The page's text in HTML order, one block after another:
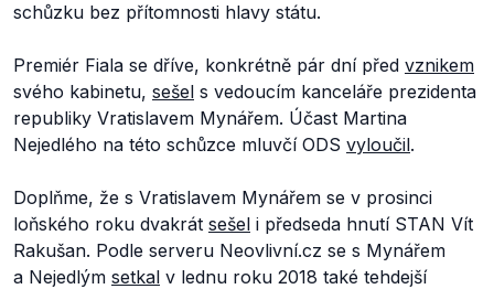
schůzku bez přítomnosti hlavy státu.
Premiér Fiala se dříve, konkrétně pár dní před vznikem
svého kabinetu, sešel s vedoucím kanceláře prezidenta
republiky Vratislavem Mynářem. Účast Martina
Nejedlého na této schůzce mluvčí ODS vyloučil.
Doplňme, že s Vratislavem Mynářem se v prosinci
loňského roku dvakrát sešel i předseda hnutí STAN Vít
Rakušan. Podle serveru Neovlivní.cz se s Mynářem
a Nejedlým setkal v lednu roku 2018 také tehdejší